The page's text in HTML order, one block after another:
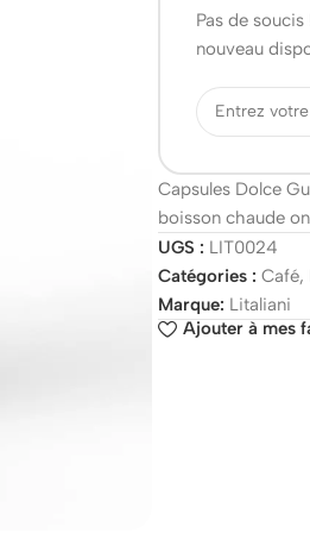
Pas de
nouveau
Capsules Dolce
boisson chaude
UGS : LIT0024
Catégories : Café,
Marque: Litaliani
Ajouter à mes